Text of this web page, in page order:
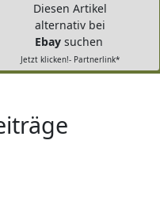
Diesen Artikel
alternativ bei
Ebay suchen
Jetzt klicken!- Partnerlink*